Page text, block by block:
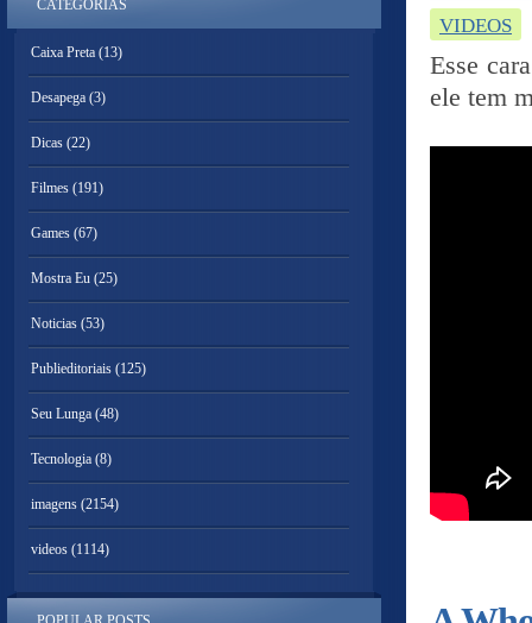
VIDEOS
Esse
ele tem
CATEGORIAS
Caixa Preta (13)
Desapega (3)
Dicas (22)
Filmes (191)
Games (67)
Mostra Eu (25)
Noticias (53)
Publieditoriais (125)
Seu Lunga (48)
Tecnologia (8)
imagens (2154)
videos (1114)